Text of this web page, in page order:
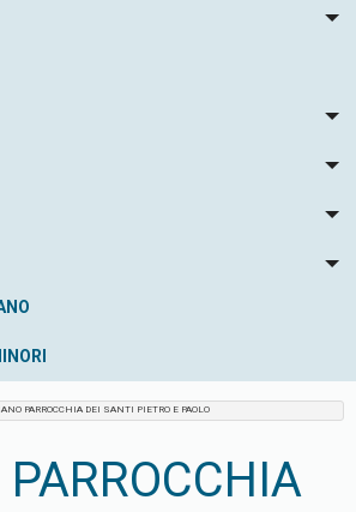
PARROCCHIA DEI SANTI PIETRO E PAOLO